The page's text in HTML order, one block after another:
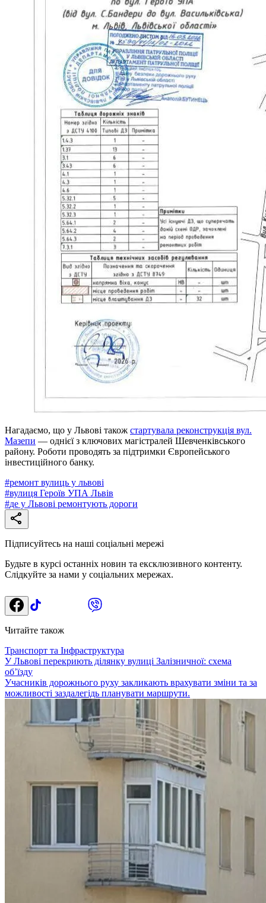
Нагадаємо, що у Львові також стартувала реконструкція вул.
Мазепи — однієї з ключових магістралей Шевченківського
району. Роботи проводять за підтримки Європейського
інвестиційного банку.
#ремонт вулиць у львові
#вулиця Героїв УПА Львів
#де у Львові ремонтують дороги
Підписуйтесь на наші соціальні мережі
Будьте в курсі останніх новин та ексклюзивного контенту.
Слідкуйте за нами у соціальних мережах.
Читайте також
Транспорт та Інфраструктура
У Львові перекриють ділянку вулиці Залізничної: схема
об’їзду
Учасників дорожнього руху закликають врахувати зміни та за
можливості заздалегідь планувати маршрути.